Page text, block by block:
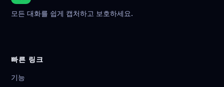
모든 대화를 쉽게 캡처하고 보호하세요.
빠른 링크
기능